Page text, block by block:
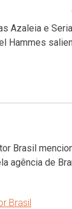
Azaleia e
Hammes
Brasil
agência de